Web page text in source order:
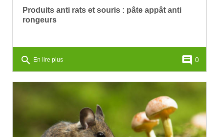
Produits anti rats et souris : pâte appât anti
rongeurs
search En lire plus comment 0